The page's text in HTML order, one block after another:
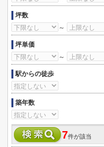
坪数
～
坪単価
～
駅からの徒歩
築年数
7件が該当